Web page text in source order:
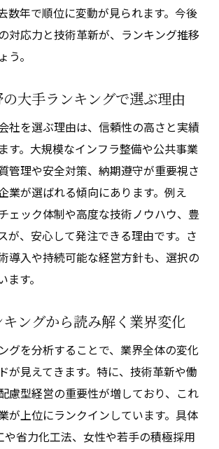
数年で順位に変動が見られます。今後
対応力と技術革新が、ランキング推移
。
大手ランキングで選ぶ理由
社を選ぶ理由は、信頼性の高さと実績
す。大規模なインフラ整備や公共事業
管理や安全対策、納期遵守が重要視さ
業が選ばれる傾向にあります。例え
ェック体制や高度な技術ノウハウ、豊
が、安心して発注できる理由です。さ
導入や持続可能な経営方針も、選択の
す。
ングから読み解く業界変化
グを分析することで、業界全体の変化
が見えてきます。特に、技術革新や働
慮型経営の重要性が増しており、これ
が上位にランクインしています。具体
や省力化工法、女性や若手の積極採用